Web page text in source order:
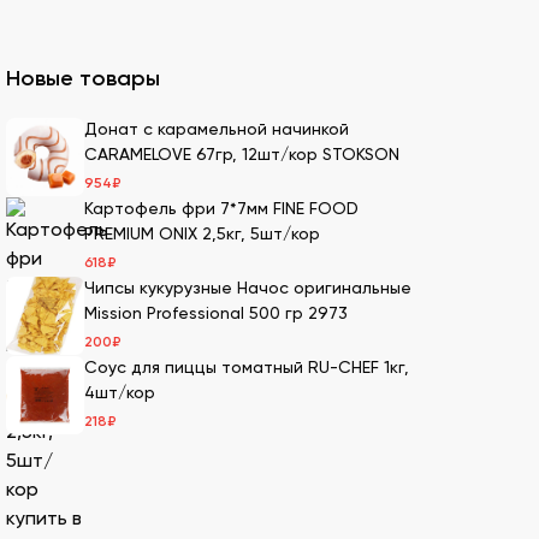
оптовой партией в нашей компании.
20-летний опыт в этой сфере, поэтому
Мы дорожим репутацией и заботимся о
продукции.
здесь можно сделать онлайн-заказ –
с оптимальными условиями хранения –
заказов, обеспечивая свежесть
Новые товары
Донат с карамельной начинкой
CARAMELOVE 67гр, 12шт/кор STOKSON
954₽
Картофель фри 7*7мм FINE FOOD
PREMIUM ONIX 2,5кг, 5шт/кор
618₽
Чипсы кукурузные Начос оригинальные
Mission Professional 500 гр 2973
200₽
Соус для пиццы томатный RU-CHEF 1кг,
4шт/кор
218₽